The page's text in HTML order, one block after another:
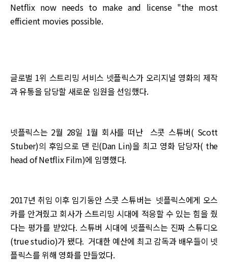
Netflix now needs to make and license "the most
efficient movies possible.
글로벌 1위 스트리밍 서비스 넷플릭스가 오리지널 영화의 제작
과 유통을 담당할 새로운 임원을 선임했다.
넷플릭스는 2월 28일 1월 회사를 떠난 스콧 스튜버( Scott
Stuber)의 후임으로 댄 린(Dan Lin)을 최고 영화 담당자( the
head of Netflix Film)에 임명했다.
2017년 취임 이후 임기동안 스콧 스튜버는 넷플릭스에게 오스
카를 안겨줬고 회사가 스트리밍 시대에 적응할 수 있는 힘을 줬
다는 평가를 받았다. 스튜버 시대에 넷플릭스는 진짜 스튜디오
(true studio)가 됐다. 거대한 예산에 최고 감독과 배우들이 넷
플릭스를 위해 영화를 만들었다.